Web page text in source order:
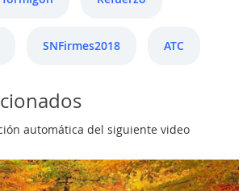
SNFirmes2018 ATC
automática del siguiente video